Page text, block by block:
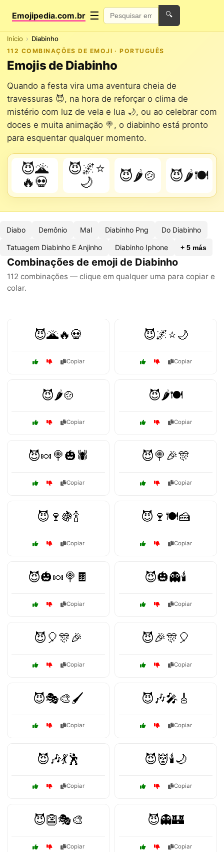
Emojipedia.com.br ☰ 🔍
Início Diabinho
112 COMBINAÇÕES DE EMOJI · PORTUGUÊS
Emojis de Diabinho
Quando a festa vira uma aventura cheia de
travessuras 😈, na hora de reforçar o clima de
mistério com luz de vela e lua 🌙, ou ao celebrar com
doces e muita animação 🍭, o diabinho está pronto
para esquentar qualquer momento.
😈🌋
🔥💀
😈🌌⭐
🌙
😈🌶️🍲 😈🌶️🍽️
Diabo Demônio Mal Diabinho Png Do Diabinho
Tatuagem Diabinho E Anjinho Diabinho Iphone + 5 más
Combinações de emoji de Diabinho
112 combinações — clique em qualquer uma para copiar e
colar.
😈🌋🔥💀
Copiar
😈🌌⭐🌙
Copiar
😈🌶️🍲
Copiar
😈🌶️🍽️
Copiar
😈🍬🍭🎃🕷️
Copiar
😈🍭🎉🎊
Copiar
😈🍷🍇🍾
Copiar
😈🍷🍽️🍰
Copiar
😈🎃🍬🍭🍫
Copiar
😈🎃👻🕯️
Copiar
😈🎈🎊🎉
Copiar
😈🎉🎊🎈
Copiar
😈🎭🎨🖌️
Copiar
😈🎶🎤🎸
Copiar
😈🎶💃🕺
Copiar
😈👹🕯️🌙
Copiar
😈👺🎭🎨
Copiar
😈👻🏰
Copiar